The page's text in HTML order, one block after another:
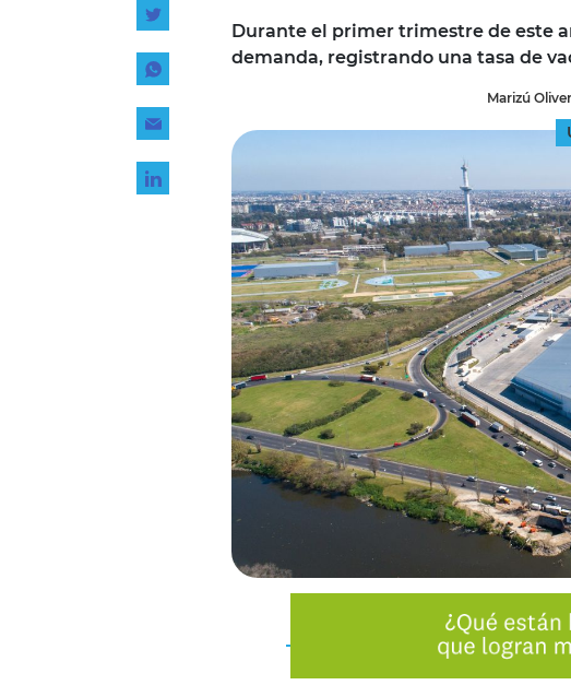
Management
Tecnología
Durante el primer trimestre de este
demanda, registrando una tasa de
Marizú